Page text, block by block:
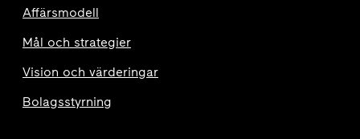
Affärsmodell
Mål och strategier
Vision och värderingar
Bolagsstyrning